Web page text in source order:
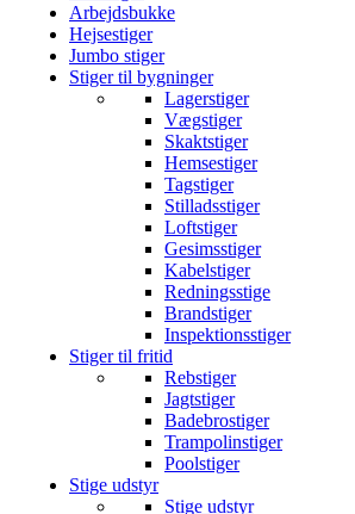
Arbejdsbukke
Hejsestiger
Jumbo stiger
Stiger til bygninger
Lagerstiger
Vægstiger
Skaktstiger
Hemsestiger
Tagstiger
Stilladsstiger
Loftstiger
Gesimsstiger
Kabelstiger
Redningsstige
Brandstiger
Inspektionsstiger
Stiger til fritid
Rebstiger
Jagtstiger
Badebrostiger
Trampolinstiger
Poolstiger
Stige udstyr
Stige udstyr